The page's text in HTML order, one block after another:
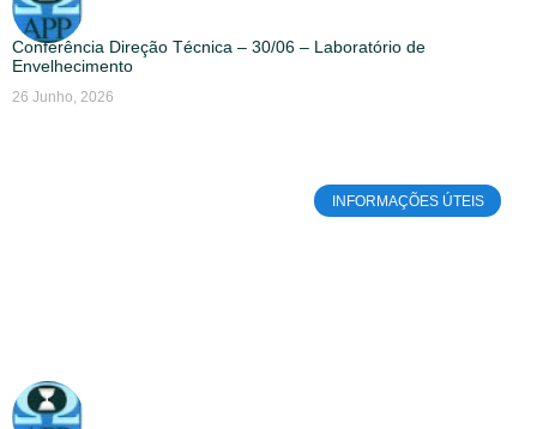
Conferência Direção Técnica – 30/06 – Laboratório de
Envelhecimento
26 Junho, 2026
INFORMAÇÕES ÚTEIS